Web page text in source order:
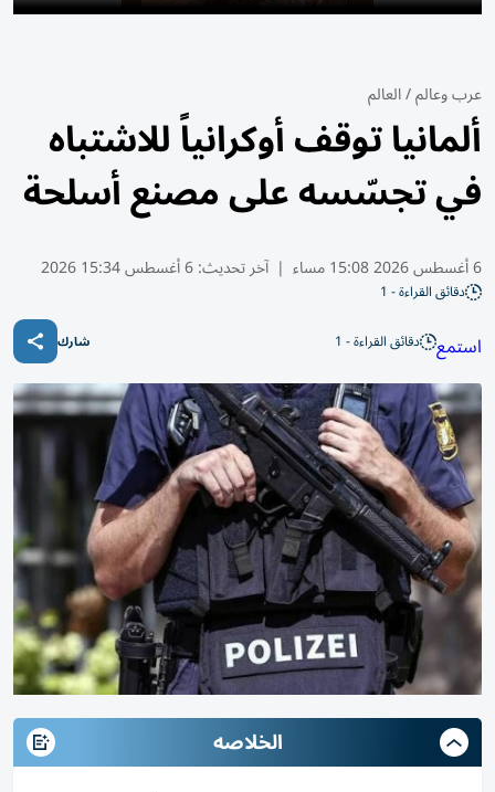
عرب وعالم/العالم
ألمانيا توقف أوكرانياً للاشتباه
في تجسّسه على مصنع أسلحة
6 أغسطس 2026 15:08 مساء | آخر تحديث:6 أغسطس 15:34 2026
دقائق القراءة - 1
استمع دقائق القراءة - 1 شارك
الخلاصه